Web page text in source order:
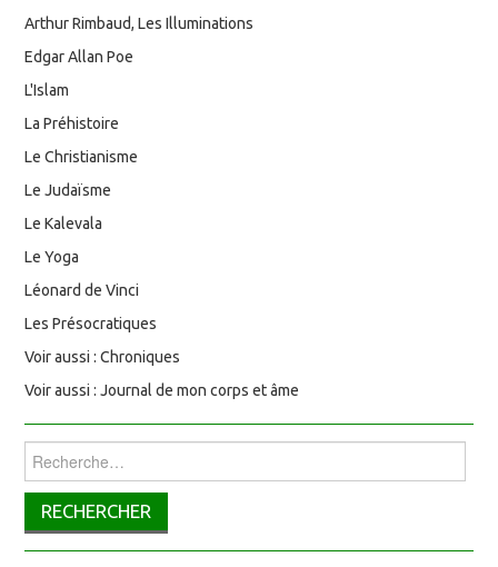
Arthur Rimbaud, Les Illuminations
Edgar Allan Poe
L'Islam
La Préhistoire
Le Christianisme
Le Judaïsme
Le Kalevala
Le Yoga
Léonard de Vinci
Les Présocratiques
Voir aussi : Chroniques
Voir aussi : Journal de mon corps et âme
Rechercher :